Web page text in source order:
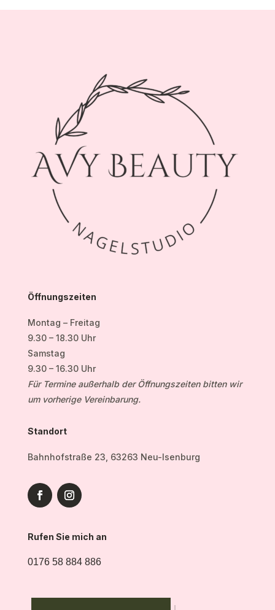
Öffnungszeiten
Montag – Freitag
9.30 – 18.30 Uhr
Samstag
9.30 – 16.30 Uhr
Für Termine außerhalb der Öffnungszeiten bitten wir
um vorherige Vereinbarung.
Standort
Bahnhofstraße 23, 63263 Neu-Isenburg
Rufen Sie mich an
0176 58 884 886